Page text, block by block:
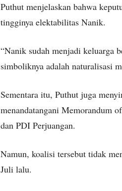
Puthut menjelaskan bahwa
tingginya elektabilitas Nanik.
“Nanik sudah menjadi keluarga
simboliknya adalah naturalisasi
Sementara itu, Puthut juga
menandatangani Memorandum
dan PDI Perjuangan.
Namun, koalisi tersebut tidak
Juli lalu.